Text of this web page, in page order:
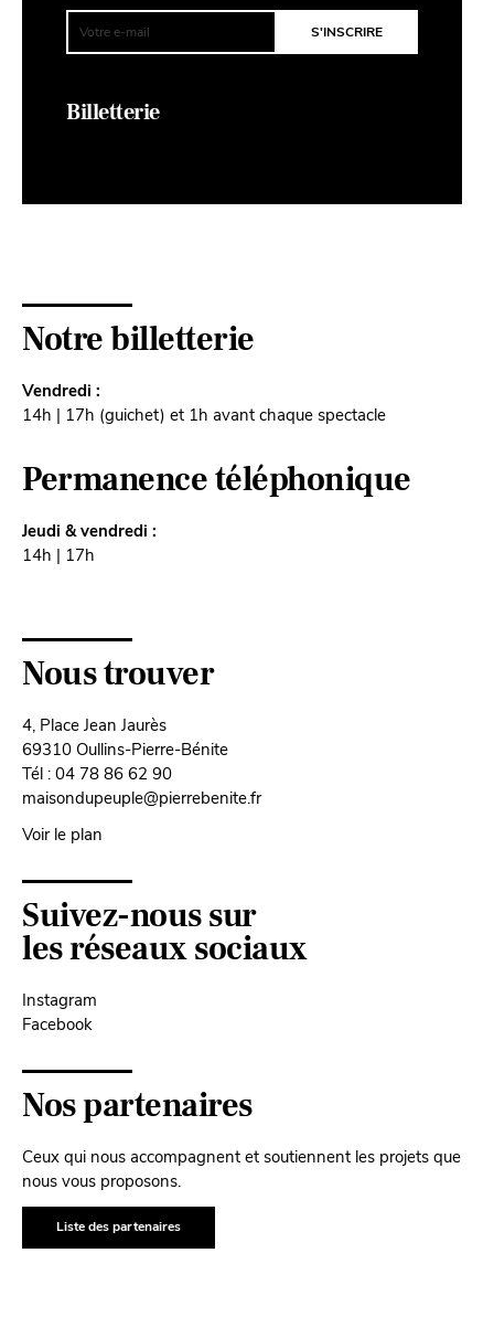
Billetterie
Notre billetterie
Vendredi :
14h | 17h (guichet) et 1h avant chaque spectacle
Permanence téléphonique
Jeudi & vendredi :
14h | 17h
Nous trouver
4, Place Jean Jaurès
69310 Oullins-Pierre-Bénite
Tél : 04 78 86 62 90
maisondupeuple@pierrebenite.fr
Voir le plan
Suivez-nous sur
les réseaux sociaux
Instagram
Facebook
Nos partenaires
Ceux qui nous accompagnent et soutiennent les projets que
nous vous proposons.
Liste des partenaires